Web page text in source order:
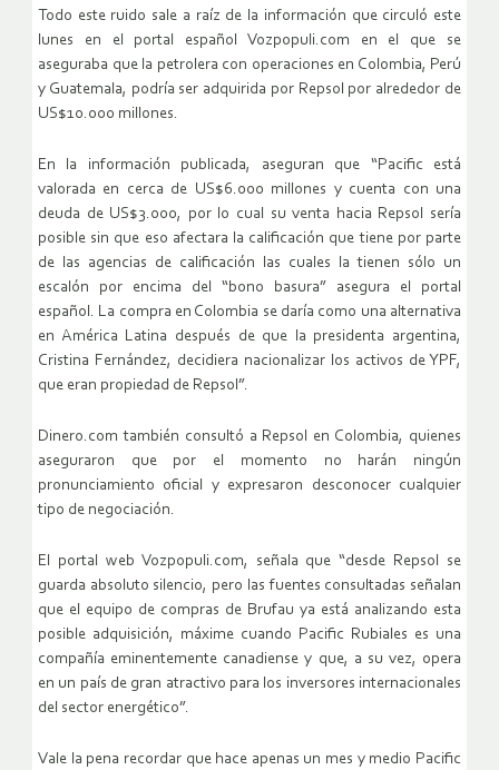
Todo este ruido sale a raíz de la información que circuló este
lunes en el portal español Vozpopuli.com en el que se
aseguraba que la petrolera con operaciones en Colombia, Perú
y Guatemala, podría ser adquirida por Repsol por alrededor de
US$10.000 millones.
En la información publicada, aseguran que “Pacific está
valorada en cerca de US$6.000 millones y cuenta con una
deuda de US$3.000, por lo cual su venta hacia Repsol sería
posible sin que eso afectara la calificación que tiene por parte
de las agencias de calificación las cuales la tienen sólo un
escalón por encima del “bono basura” asegura el portal
español. La compra en Colombia se daría como una alternativa
en América Latina después de que la presidenta argentina,
Cristina Fernández, decidiera nacionalizar los activos de YPF,
que eran propiedad de Repsol”.
Dinero.com también consultó a Repsol en Colombia, quienes
aseguraron que por el momento no harán ningún
pronunciamiento oficial y expresaron desconocer cualquier
tipo de negociación.
El portal web Vozpopuli.com, señala que “desde Repsol se
guarda absoluto silencio, pero las fuentes consultadas señalan
que el equipo de compras de Brufau ya está analizando esta
posible adquisición, máxime cuando Pacific Rubiales es una
compañía eminentemente canadiense y que, a su vez, opera
en un país de gran atractivo para los inversores internacionales
del sector energético”.
Vale la pena recordar que hace apenas un mes y medio Pacific